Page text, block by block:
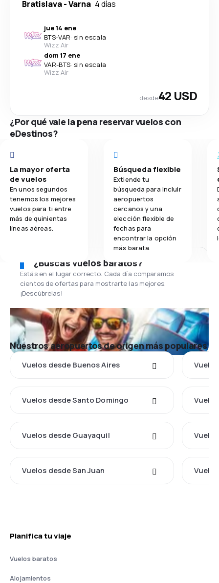
Bratislava-Varna 4 días
jue 14 ene
BTS-VAR· sin escala
Wizz Air
dom 17 ene
VAR-BTS· sin escala
Wizz Air
desde42 USD
¿Por qué vale la pena reservar vuelos con
eDestinos?
La mayor oferta
de vuelos
En unos segundos
tenemos los mejores
vuelos para ti entre
más de quinientas
líneas aéreas.
Búsqueda flexible
Extiende tu
búsqueda para incluir
aeropuertos
cercanos y una
elección flexible de
fechas para
encontrar la opción
más barata.
¿Buscas vuelos baratos?
Estás en el lugar correcto. Cada día comparamos
cientos de ofertas para mostrarte las mejores.
¡Descúbrelas!
Nuestros aeropuertos de origen más populares
Vuelos desde Buenos Aires
Vuelos desde Santo Domingo
Vuelos desde Guayaquil
Vuelos desde San Juan
Planifica tu viaje
Vuelos baratos
Alojamientos